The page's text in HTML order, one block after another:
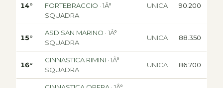
14°
FORTEBRACCIO · 1Â°
SQUADRA
UNICA 90.200
15°
ASD SAN MARINO · 1Â°
SQUADRA
UNICA 88.350
16°
GINNASTICA RIMINI · 1Â°
SQUADRA
UNICA 86.700